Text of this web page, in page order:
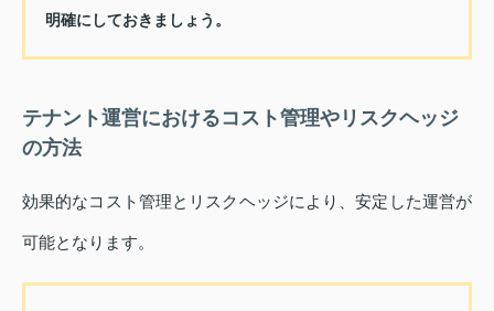
明確にしておきましょう。
テナント運営におけるコスト管理やリスクヘッジ
の方法
効果的なコスト管理とリスクヘッジにより、安定した運営が
可能となります。